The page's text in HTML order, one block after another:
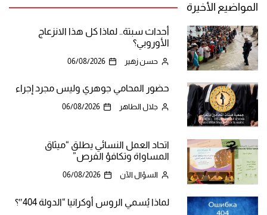
المواضيع الأخيرة
أحداث سبتة.. لماذا كل هذا الانزعاج
الأوروبي؟
حسن زهير 06/08/2026
حضور المحامي جوهري وليس مجرد إجراء
جلال الطاهر 06/08/2026
اتحاد العمل النسائي يطلق “ميثاق
المساواة وتكافؤ الفرص”
السؤال الآن 06/08/2026
لماذا يُسمي الروس أوكرانيا “الدولة 404″؟